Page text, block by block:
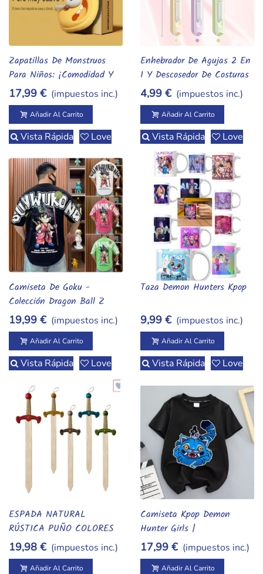
Añadir Al Carrito
Zapatillas De Monstruos
Para Niños: ¡Comodidad Y
Diversión Con PVC
Acolchado!
17,99 € (impuestos inc.)
Añadir Al Carrito
Vista Rápida Love
Añadir Al Carrito
Enhebrador De Agujas 2 En
1 Y Descosedor De Costuras
4,99 € (impuestos inc.)
Añadir Al Carrito
Vista Rápida Love
Añadir Al Carrito
Camiseta De Goku -
Colección Dragon Ball Z
19,99 € (impuestos inc.)
Añadir Al Carrito
Vista Rápida Love
Añadir Al Carrito
Taza Demon Hunters Kpop
9,99 € (impuestos inc.)
Añadir Al Carrito
Vista Rápida Love
Añadir Al Carrito
ESPADA NATURAL
RÚSTICA PUÑO COLORES
XL 60 CM:
19,98 € (impuestos inc.)
Añadir Al Carrito
Añadir Al Carrito
Camiseta Kpop Demon
Hunter Girls |
Merchandising De Alta
Calidad Para Adultos
17,99 € (impuestos inc.)
Añadir Al Carrito